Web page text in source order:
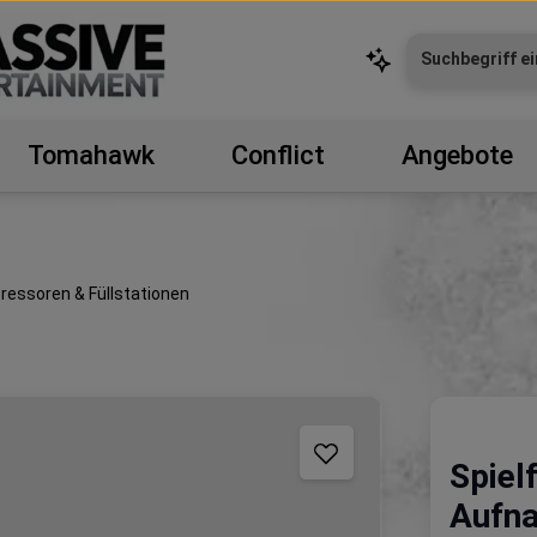
Tomahawk Conflict Angebote
& Füllstationen